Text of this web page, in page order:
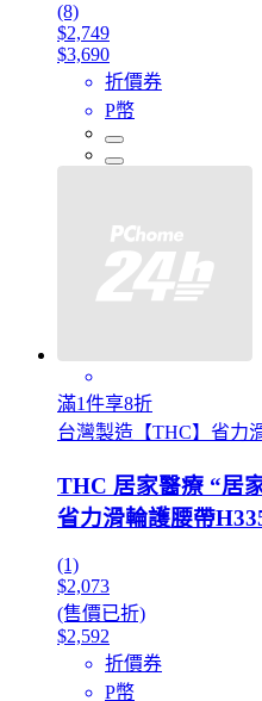
(8)
$2,749
$3,690
折價券
P幣
滿1件享8折
台灣製造【THC】省力
THC 居家醫療 “居
省力滑輪護腰帶
(1)
$2,073
(售價已折)
$2,592
折價券
P幣